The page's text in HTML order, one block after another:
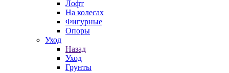
Лофт
На колесах
Фигурные
Опоры
Уход
Назад
Уход
Грунты